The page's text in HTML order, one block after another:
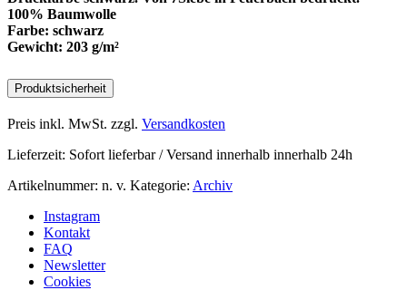
100% Baumwolle
Farbe: schwarz
Gewicht: 203 g/m²
Produktsicherheit
Preis inkl. MwSt. zzgl. Versandkosten
Lieferzeit: Sofort lieferbar / Versand innerhalb innerhalb 24h
Artikelnummer: n. v. Kategorie: Archiv
Instagram
Kontakt
FAQ
Newsletter
Cookies